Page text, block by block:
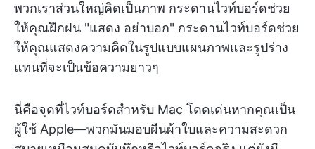
พวกเราส่วนใหญ่คิดเป็นภาพ กระดานไวท์บอร์ดช่วย
ให้คุณฝึกฝน "แสดง อย่าบอก" กระดานไวท์บอร์ดช่วย
ให้คุณแสดงความคิดในรูปแบบแผนภาพและรูปร่าง
แทนที่จะเป็นข้อความยาวๆ
นี่คือจุดที่ไวท์บอร์ดสำหรับ Mac โดดเด่นหากคุณเป็น
ผู้ใช้ Apple—พวกมันมอบผืนผ้าใบและความสะดวก